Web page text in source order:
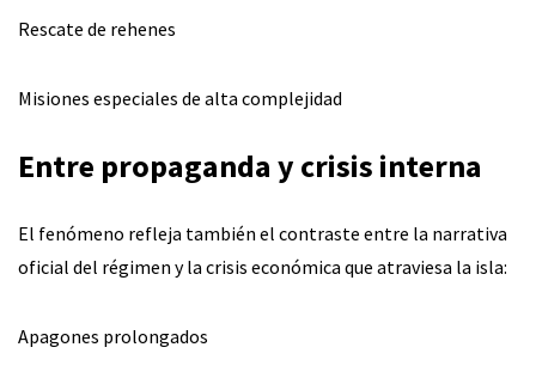
Rescate de rehenes
Misiones especiales de alta complejidad
Entre propaganda y crisis interna
El fenómeno refleja también el contraste entre la narrativa
oficial del régimen y la crisis económica que atraviesa la isla:
Apagones prolongados